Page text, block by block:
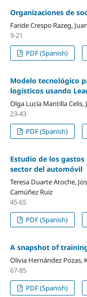
Organizaciones de
Faride Crespo Razeg,
9-21
PDF (Spanish)
Modelo tecnológico
logísticos usando
Olga Lucía Mantilla Celis,
23-43
PDF (Spanish)
Estudio de los
sector del automóvil
Teresa Duarte Atoche,
Camúñez Ruiz
45-65
PDF (Spanish)
A snapshot of
Olivia Hernández Pozas,
67-85
PDF (Spanish)